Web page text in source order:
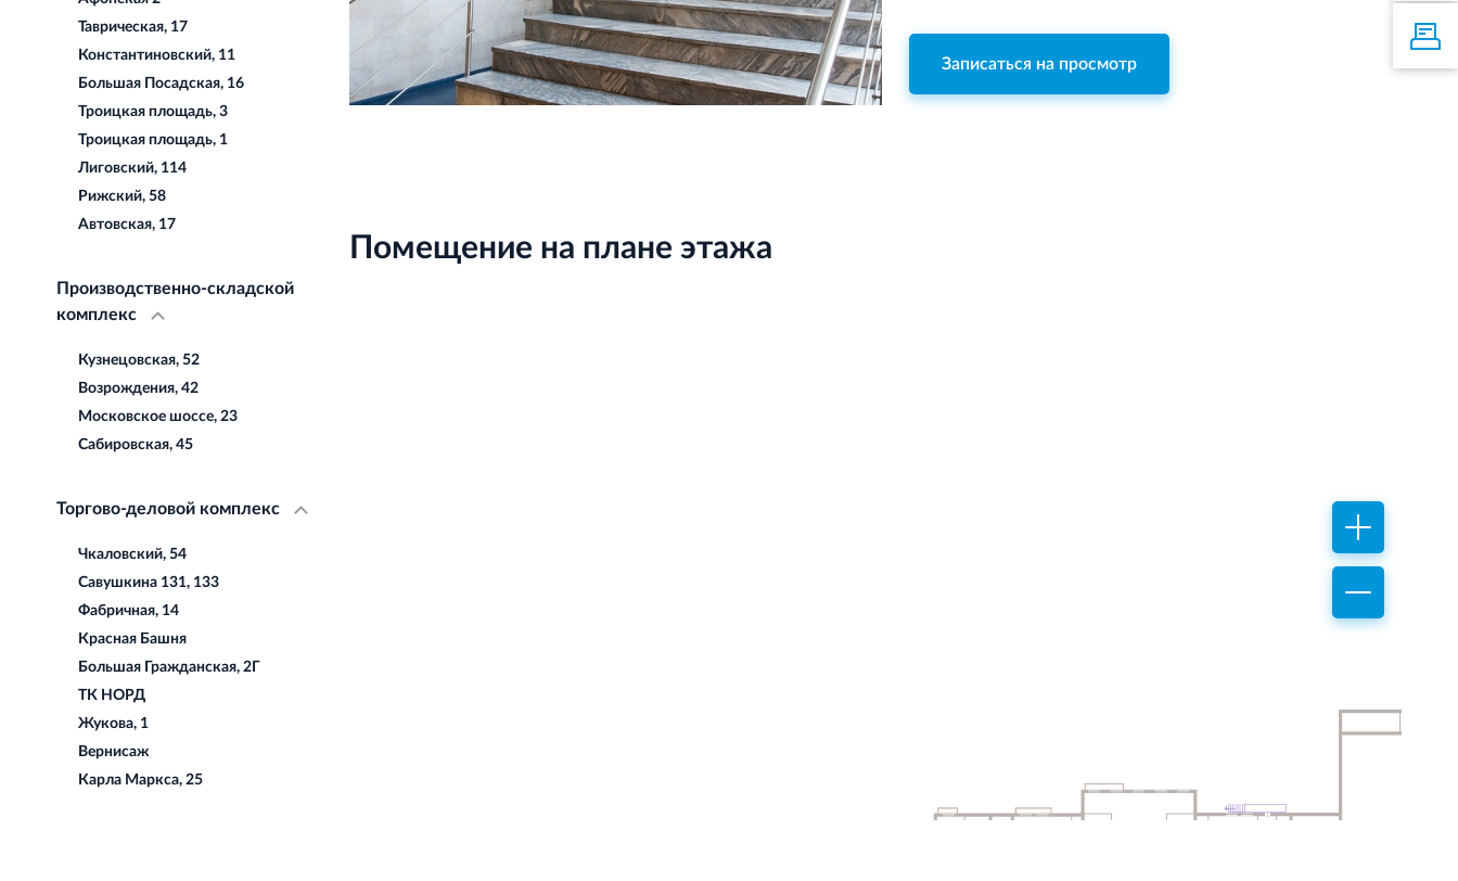
Таврическая, 17
Константиновский, 11
Большая Посадская, 16
Троицкая площадь, 3
Троицкая площадь, 1
Лиговский, 114
Рижский, 58
Автовская, 17
Производственно-складской
комплекс
Кузнецовская, 52
Возрождения, 42
Московское шоссе, 23
Сабировская, 45
Торгово-деловой комплекс
Чкаловский, 54
Савушкина 131, 133
Фабричная, 14
Красная Башня
Большая Гражданская, 2Г
ТК НОРД
Жукова, 1
Вернисаж
Карла Маркса, 25
Записаться на просмотр
Помещение на плане этажа